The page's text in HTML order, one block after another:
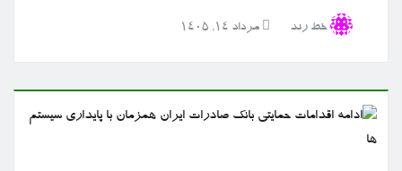
خط رند مرداد ۱۴, ۱۴۰۵